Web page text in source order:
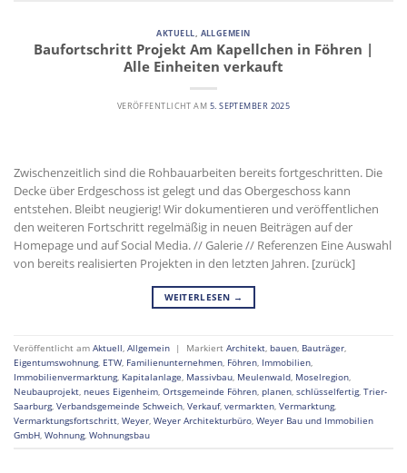
AKTUELL, ALLGEMEIN
Baufortschritt Projekt Am Kapellchen in Föhren |
Alle Einheiten verkauft
VERÖFFENTLICHT AM 5. SEPTEMBER 2025
Zwischenzeitlich sind die Rohbauarbeiten bereits fortgeschritten. Die
Decke über Erdgeschoss ist gelegt und das Obergeschoss kann
entstehen. Bleibt neugierig! Wir dokumentieren und veröffentlichen
den weiteren Fortschritt regelmäßig in neuen Beiträgen auf der
Homepage und auf Social Media. // Galerie // Referenzen Eine Auswahl
von bereits realisierten Projekten in den letzten Jahren. [zurück]
WEITERLESEN →
Veröffentlicht am Aktuell Allgemein | Markiert Architekt bauen Bauträger
Eigentumswohnung, ETW Familienunternehmen Föhren Immobilien
Immobilienvermarktung, Kapitalanlage Massivbau Meulenwald Moselregion
Neubauprojekt neues Eigenheim Ortsgemeinde Föhren planen schlüsselfertig, Trier-
Saarburg, Verbandsgemeinde Schweich Verkauf, vermarkten Vermarktung,
Vermarktungsfortschritt Weyer Weyer Architekturbüro Weyer Bau und Immobilien
GmbH Wohnung, Wohnungsbau